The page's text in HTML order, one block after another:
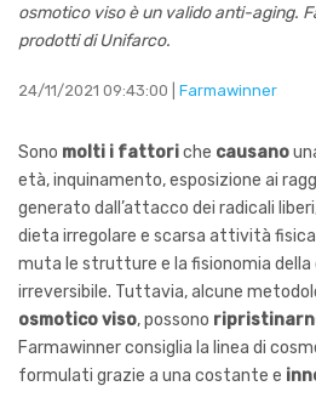
osmotico viso è un valido anti-aging.
prodotti di Unifarco.
24/11/2021 09:43:00 | Farmawinner
Sono molti i fattoriche causano
età, inquinamento, esposizione ai
generato dall’attacco dei radicali
dieta irregolare e scarsa attività
muta le strutture e la fisionomia della
irreversibile. Tuttavia, alcune
osmotico viso, possono
Farmawinner consiglia la linea di
formulati grazie a una costante e